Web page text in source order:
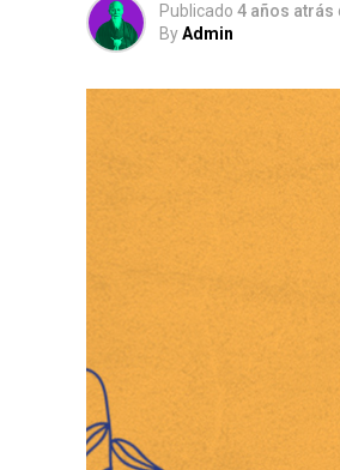
Publicado 4 años atrás
ByAdmin